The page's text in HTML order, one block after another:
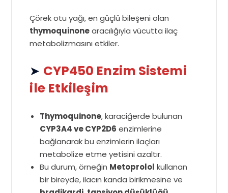
Çörek otu yağı, en güçlü bileşeni olan
thymoquinonearacılığıyla vücutta ilaç
metabolizmasını etkiler.
➤ CYP450 Enzim Sistemi
ile Etkileşim
Thymoquinone, karaciğerde bulunan
CYP3A4 ve CYP2D6 enzimlerine
bağlanarak bu enzimlerin ilaçları
metabolize etme yetisini azaltır.
Bu durum, örneğin Metoprolol kullanan
bir bireyde, ilacın kanda birikmesine ve